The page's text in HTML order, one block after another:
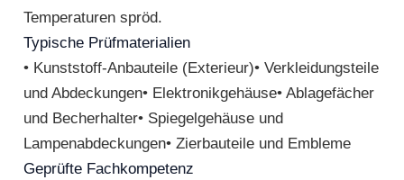
Temperaturen spröd.
Typische Prüfmaterialien
• Kunststoff-Anbauteile (Exterieur)• Verkleidungsteile
und Abdeckungen• Elektronikgehäuse• Ablagefächer
und Becherhalter• Spiegelgehäuse und
Lampenabdeckungen• Zierbauteile und Embleme
Geprüfte Fachkompetenz